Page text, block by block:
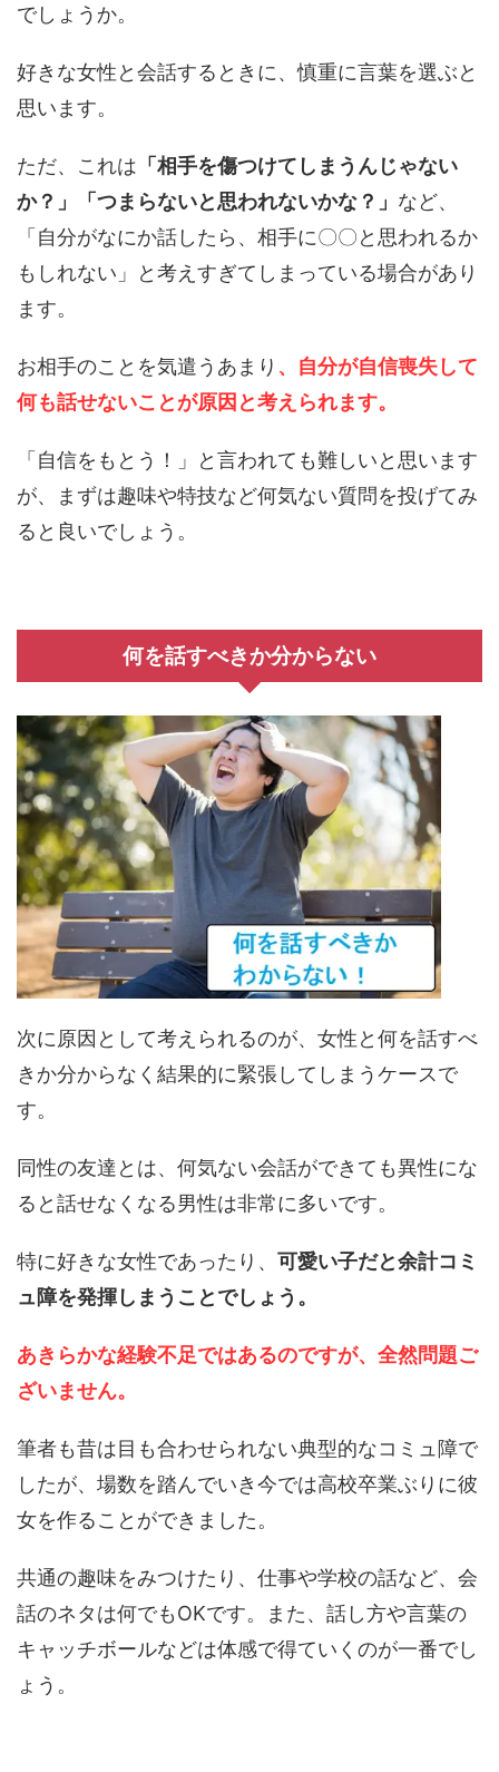
でしょうか。
好きな女性と会話するときに、慎重に言葉を選ぶと
思います。
ただ、これは 「相手を傷つけてしまうんじゃない
か？」「つまらないと思われないかな？」 など、
「自分がなにか話したら、相手に〇〇と思われるか
もしれない」と考えすぎてしまっている場合があり
ます。
お相手のことを気遣うあまり 、自分が自信喪失して
何も話せないことが原因と考えられます。
「自信をもとう！」と言われても難しいと思います
が、まずは趣味や特技など何気ない質問を投げてみ
ると良いでしょう。
何を話すべきか分からない
次に原因として考えられるのが、女性と何を話すべ
きか分からなく結果的に緊張してしまうケースで
す。
同性の友達とは、何気ない会話ができても異性にな
ると話せなくなる男性は非常に多いです。
特に好きな女性であったり、 可愛い子だと余計コミ
ュ障を発揮しまうことでしょう。
あきらかな経験不足ではあるのですが、全然問題ご
ざいません。
筆者も昔は目も合わせられない典型的なコミュ障で
したが、場数を踏んでいき今では高校卒業ぶりに彼
女を作ることができました。
共通の趣味をみつけたり、仕事や学校の話など、会
話のネタは何でもOKです。また、話し方や言葉の
キャッチボールなどは体感で得ていくのが一番でし
ょう。